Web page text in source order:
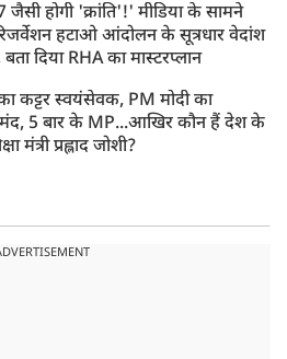
जैसी होगी 'क्रांति'!' मीडिया के सामने
हटाओ आंदोलन के सूत्रधार वेदांश
बता दिया RHA का मास्टरप्लान
कट्टर स्वयंसेवक, PM मोदी का
5 बार के MP...आखिर कौन हैं देश के
मंत्री प्रह्लाद जोशी?